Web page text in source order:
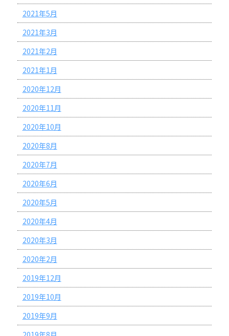
2021年5月
2021年3月
2021年2月
2021年1月
2020年12月
2020年11月
2020年10月
2020年8月
2020年7月
2020年6月
2020年5月
2020年4月
2020年3月
2020年2月
2019年12月
2019年10月
2019年9月